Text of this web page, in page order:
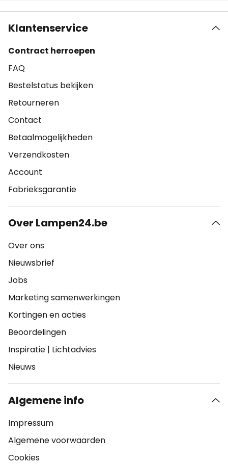
Klantenservice
Contract herroepen
FAQ
Bestelstatus bekijken
Retourneren
Contact
Betaalmogelijkheden
Verzendkosten
Account
Fabrieksgarantie
Over Lampen24.be
Over ons
Nieuwsbrief
Jobs
Marketing samenwerkingen
Kortingen en acties
Beoordelingen
Inspiratie | Lichtadvies
Nieuws
Algemene info
Impressum
Algemene voorwaarden
Cookies